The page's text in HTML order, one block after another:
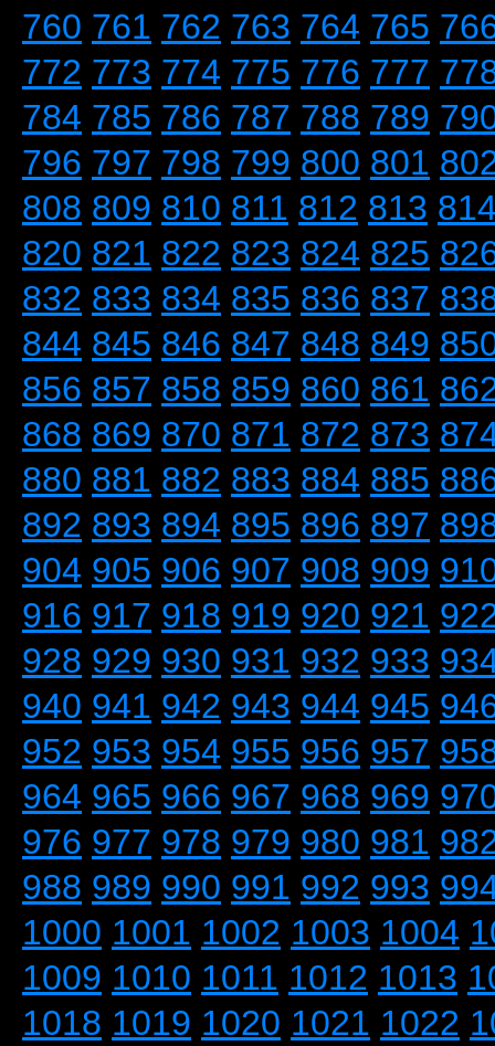
760 761 762 763 764 765
772 773 774 775 776 777
784 785 786 787 788 789
796 797 798 799 800 801
808 809 810 811 812 813
820 821 822 823 824 825
832 833 834 835 836 837
844 845 846 847 848 849
856 857 858 859 860 861
868 869 870 871 872 873
880 881 882 883 884 885
892 893 894 895 896 897
904 905 906 907 908 909
916 917 918 919 920 921
928 929 930 931 932 933
940 941 942 943 944 945
952 953 954 955 956 957
964 965 966 967 968 969
976 977 978 979 980 981
988 989 990 991 992 993
1000 1001 1002 1003 1004
1009 1010 1011 1012 1013
1018 1019 1020 1021 1022